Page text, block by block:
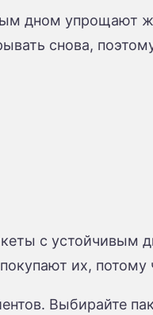
дном упрощают
снова,
с устойчивым
их, потому
Выбирайте